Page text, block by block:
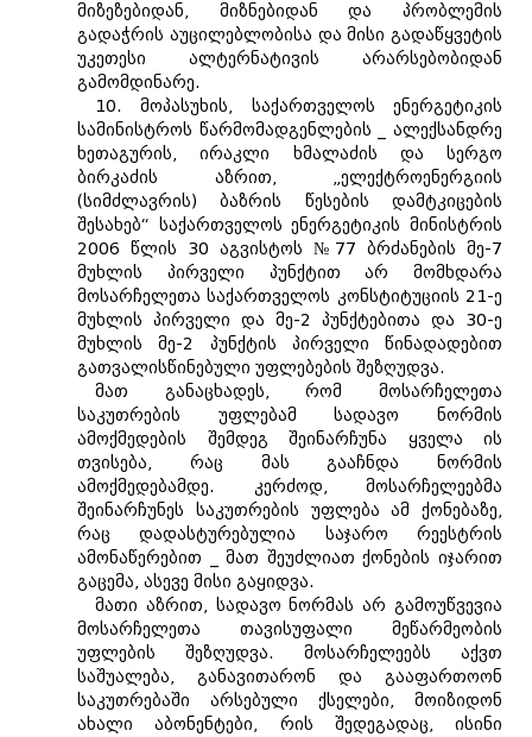
მიზეზებიდან, მიზნებიდან და პრობლემის
გადაჭრის აუცილებლობისა და მისი გადაწყვეტის
უკეთესი ალტერნატივის არარსებობიდან
გამომდინარე.
10. მოპასუხის, საქართველოს ენერგეტიკის
სამინისტროს წარმომადგენლების _ ალექსანდრე
ხეთაგურის, ირაკლი ხმალაძის და სერგო
ბირკაძის აზრით, „ელექტროენერგიის
(სიმძლავრის) ბაზრის წესების დამტკიცების
შესახებ“ საქართველოს ენერგეტიკის მინისტრის
2006 წლის 30 აგვისტოს №77 ბრძანების მე-7
მუხლის პირველი პუნქტით არ მომხდარა
მოსარჩელეთა საქართველოს კონსტიტუციის 21-ე
მუხლის პირველი და მე-2 პუნქტებითა და 30-ე
მუხლის მე-2 პუნქტის პირველი წინადადებით
გათვალისწინებული უფლებების შეზღუდვა.
მათ განაცხადეს, რომ მოსარჩელეთა
საკუთრების უფლებამ სადავო ნორმის
ამოქმედების შემდეგ შეინარჩუნა ყველა ის
თვისება, რაც მას გააჩნდა ნორმის
ამოქმედებამდე. კერძოდ, მოსარჩელეებმა
შეინარჩუნეს საკუთრების უფლება ამ ქონებაზე,
რაც დადასტურებულია საჯარო რეესტრის
ამონაწერებით _ მათ შეუძლიათ ქონების იჯარით
გაცემა, ასევე მისი გაყიდვა.
მათი აზრით, სადავო ნორმას არ გამოუწვევია
მოსარჩელეთა თავისუფალი მეწარმეობის
უფლების შეზღუდვა. მოსარჩელეებს აქვთ
საშუალება, განავითარონ და გააფართოონ
საკუთრებაში არსებული ქსელები, მოიზიდონ
ახალი აბონენტები, რის შედეგადაც, ისინი